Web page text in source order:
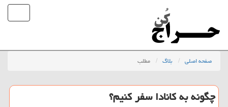
صفحه اصلی بلاگ مطلب
چگونه به كانادا سفر كنیم؟